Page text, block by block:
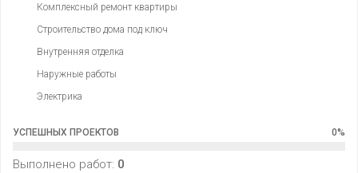
Комплексный ремонт квартиры
Строительство дома под ключ
Внутренняя отделка
Наружные работы
Электрика
УСПЕШНЫХ ПРОЕКТОВ 0%
Выполнено работ: 0